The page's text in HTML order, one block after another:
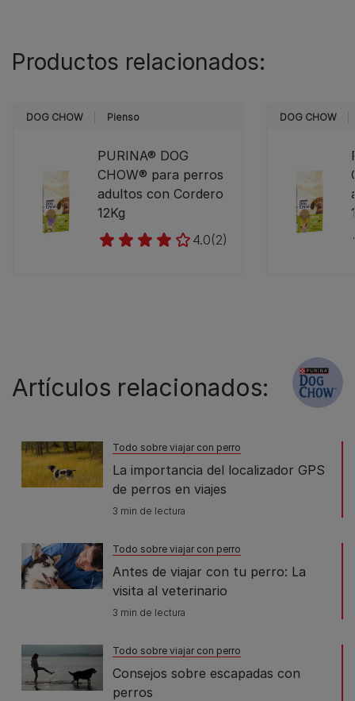
Productos relacionados:
DOG CHOW Pienso
PURINA® DOG
CHOW® para perros
adultos con Cordero
12Kg
4.0(2)
DOG CHOW
Artículos relacionados:
Todo sobre viajar con perro
La importancia del localizador GPS
de perros en viajes
3 min de lectura
Todo sobre viajar con perro
Antes de viajar con tu perro: La
visita al veterinario
3 min de lectura
Todo sobre viajar con perro
Consejos sobre escapadas con
perros